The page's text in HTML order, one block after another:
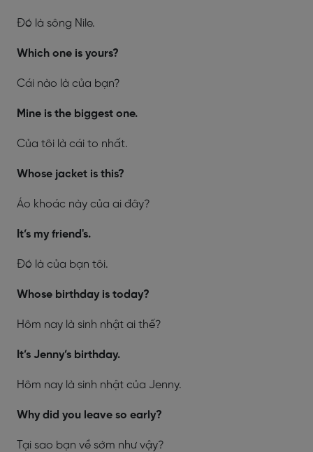
Đó là sông Nile.
Which one is yours?
Cái nào là của bạn?
Mine is the biggest one.
Của tôi là cái to nhất.
Whose jacket is this?
Áo khoác này của ai đây?
It’s my friend's.
Đó là của bạn tôi.
Whose birthday is today?
Hôm nay là sinh nhật ai thế?
It’s Jenny’s birthday.
Hôm nay là sinh nhật của Jenny.
Why did you leave so early?
Tại sao bạn về sớm như vậy?